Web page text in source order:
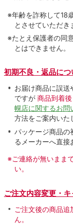
※年齢を詐称して18
とさせていただき
※たとえ保護者の同
とはできません。
初期不良・返品につ
お届け商品に誤送
ですが 商品到着
幌店に関するお問
方法をご案内いた
パッケージ商品の
るメーカーへ直接
※ご連絡が無いまま
い。
ご注文内容変更・
ご注文後の商品
ん。